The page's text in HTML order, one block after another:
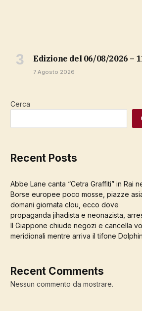
Edizione del 06/08/2026 –
7 Agosto 2026
Cerca
Recent Posts
Abbe Lane canta “Cetra Graffiti” in Rai
Borse europee poco mosse, piazze
domani giornata clou, ecco dove
propaganda jihadista e neonazista,
Il Giappone chiude negozi e cancella
meridionali mentre arriva il tifone Dolphin
Recent Comments
Nessun commento da mostrare.